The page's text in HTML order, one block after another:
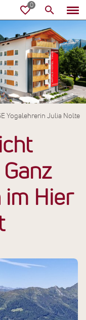
Yogalehrerin Julia Nolte
im Hier